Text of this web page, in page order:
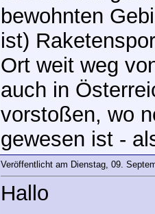
bewohnten
ist)
Ort weit weg
auch in
vorstoßen, wo
gewesen ist -
Veröffentlicht am Dienstag, 09.
Hallo